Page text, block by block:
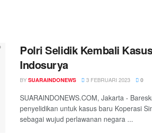
Polri Selidik Kembali
Indosurya
BY SUARAINDONEWS 3 FEBRUARI 2023 0
SUARAINDONEWS.COM, Jakarta -
penyelidikan untuk kasus baru Koperasi
sebagai wujud perlawanan negara ...